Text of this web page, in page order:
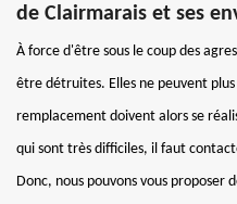
de Clairmarais et ses
À force d'être sous le coup des
être détruites. Elles ne peuvent
remplacement doivent alors se
qui sont très difficiles, il faut
Donc, nous pouvons vous proposer